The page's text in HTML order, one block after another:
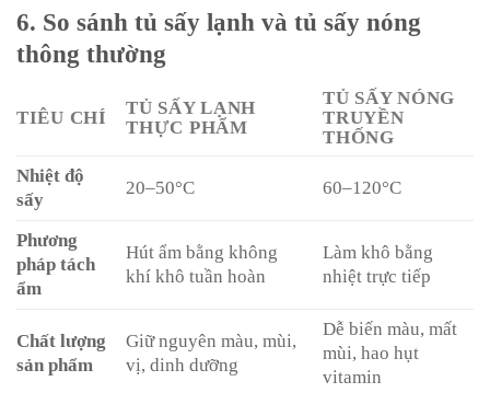
6. So sánh tủ sấy lạnh và tủ sấy nóng
thông thường
TIÊU CHÍ
TỦ SẤY LẠNH
THỰC PHẨM
TỦ SẤY NÓNG
TRUYỀN
THỐNG
Nhiệt độ
sấy
20–50°C 60–120°C
Phương
pháp tách
ẩm
Hút ẩm bằng không
khí khô tuần hoàn
Làm khô bằng
nhiệt trực tiếp
Chất lượng
sản phẩm
Giữ nguyên màu, mùi,
vị, dinh dưỡng
Dễ biến màu, mất
mùi, hao hụt
vitamin